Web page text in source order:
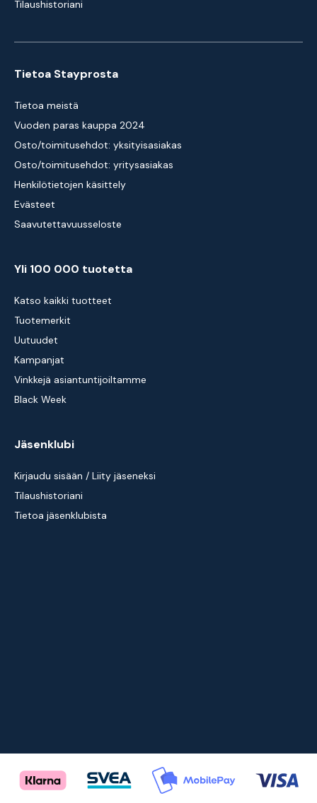
Tilaushistoriani
Tietoa Stayprosta
Tietoa meistä
Vuoden paras kauppa 2024
Osto/toimitusehdot: yksityisasiakas
Osto/toimitusehdot: yritysasiakas
Henkilötietojen käsittely
Evästeet
Saavutettavuusseloste
Yli 100 000 tuotetta
Katso kaikki tuotteet
Tuotemerkit
Uutuudet
Kampanjat
Vinkkejä asiantuntijoiltamme
Black Week
Jäsenklubi
Kirjaudu sisään / Liity jäseneksi
Tilaushistoriani
Tietoa jäsenklubista